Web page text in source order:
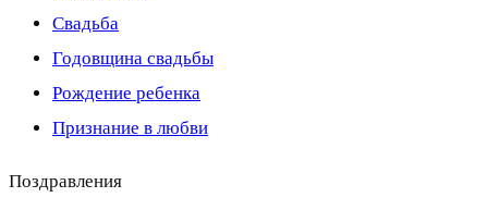
Свадьба
Годовщина свадьбы
Рождение ребенка
Признание в любви
Поздравления